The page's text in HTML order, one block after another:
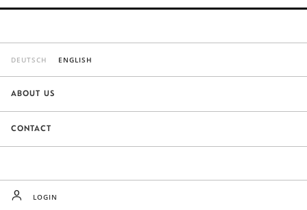
DEUTSCH ENGLISH
ABOUT US
CONTACT
LOGIN